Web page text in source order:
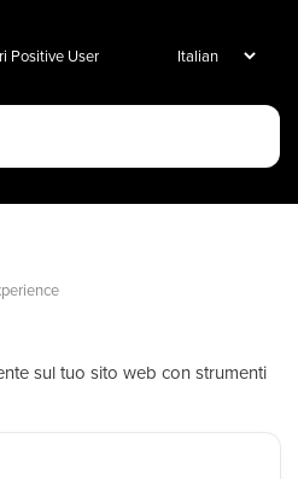
Positive User
sul tuo sito web con strumenti